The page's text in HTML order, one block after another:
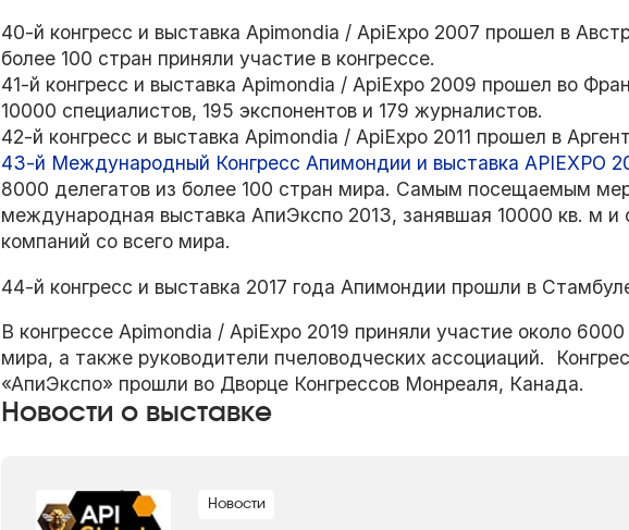
40-й конгресс и выставка Apimondia / ApiExpo 2007 прошел в
более 100 стран приняли участие в конгрессе.
41-й конгресс и выставка Apimondia / ApiExpo 2009 прошел во
10000 специалистов, 195 экспонентов и 179 журналистов.
42-й конгресс и выставка Apimondia / ApiExpo 2011 прошел в
43-й Международный Конгресс Апимондии и выставка APIEXPO
8000 делегатов из более 100 стран мира. Самым посещаемым
международная выставка АпиЭкспо 2013, занявшая 10000 кв. м и
компаний со всего мира.
44-й конгресс и выставка 2017 года Апимондии прошли в
В конгрессе Apimondia / ApiExpo 2019 приняли участие около
мира, а также руководители пчеловодческих ассоциаций.
«АпиЭкспо» прошли во Дворце Конгрессов Монреаля, Канада.
Новости о выставке
Новости